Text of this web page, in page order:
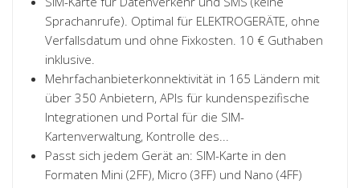
Sprachanrufe). Optimal für ELEKTROGERÄTE, ohne
Verfallsdatum und ohne Fixkosten. 10 € Guthaben
inklusive.
Mehrfachanbieterkonnektivität in 165 Ländern mit
über 350 Anbietern, APIs für kundenspezifische
Integrationen und Portal für die SIM-
Kartenverwaltung, Kontrolle des...
Passt sich jedem Gerät an: SIM-Karte in den
Formaten Mini (2FF), Micro (3FF) und Nano (4FF)